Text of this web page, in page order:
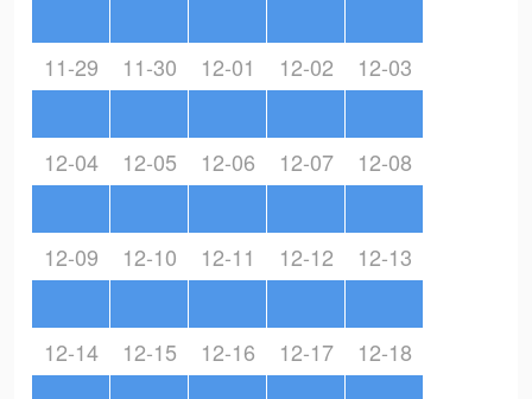
11-29 11-30 12-01 12-02 12-03
12-04 12-05 12-06 12-07 12-08
12-09 12-10 12-11 12-12 12-13
12-14 12-15 12-16 12-17 12-18